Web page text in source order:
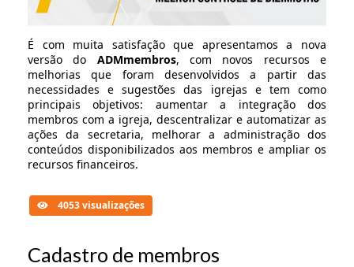
É com muita satisfação que apresentamos a nova
versão do ADMmembros, com novos recursos e
melhorias que foram desenvolvidos a partir das
necessidades e sugestões das igrejas e tem como
principais objetivos: aumentar a integração dos
membros com a igreja, descentralizar e automatizar as
ações da secretaria, melhorar a administração dos
conteúdos disponibilizados aos membros e ampliar os
recursos financeiros.
4053 visualizações
Cadastro de membros